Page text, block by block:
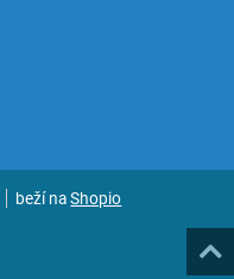
beží naShopio
Hore